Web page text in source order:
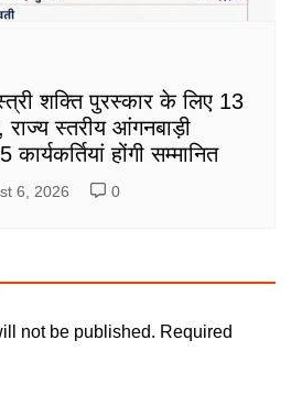
शक्ति पुरस्कार के लिए 13
स्तरीय आंगनबाड़ी
होंगी सम्मानित
6, 2026 0
not be published. Required